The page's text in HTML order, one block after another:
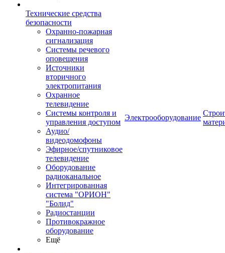
Технические средства
безопасности
Охранно-пожарная
сигнализация
Системы речевого
оповещения
Источники
вторичного
электропитания
Охранное
телевидение
Системы контроля и
управления доступом
Аудио/
видеодомофоны
Эфирное/спутниковое
телевидение
Оборудование
радиоканальное
Интегрированная
система "ОРИОН"
"Болид"
Радиостанции
Противокражное
оборудование
Ещё
Электрооборудование